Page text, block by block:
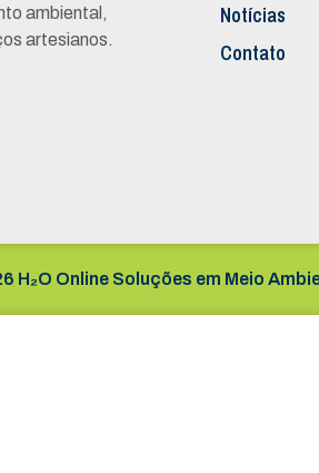
ambiental,
artesianos.
Notícias
Contato
H₂O Online Soluções em Meio